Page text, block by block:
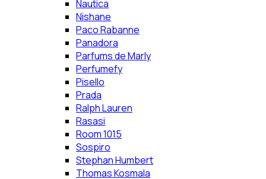
Nautica
Nishane
Paco Rabanne
Panadora
Parfums de Marly
Perfumefy
Pisello
Prada
Ralph Lauren
Rasasi
Room 1015
Sospiro
Stephan Humbert
Thomas Kosmala